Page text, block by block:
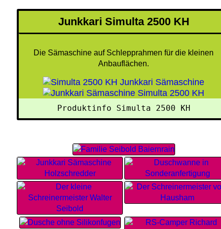
Junkkari Simulta 2500 KH
Die Sämaschine auf Schlepprahmen für die kleinen
Anbauflächen.
Produktinfo Simulta 2500 KH